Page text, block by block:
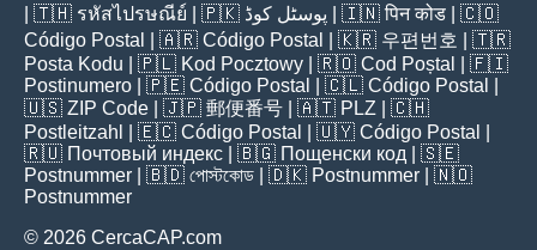
| 🇹🇭 รหัสไปรษณีย์ | 🇵🇰 پوسٹل کوڈ | 🇮🇳पिन कोड | 🇨🇴
Código Postal
| 🇦🇷 Código Postal | 🇰🇷 우편번호
| 🇹🇷
Posta Kodu | 🇵🇱 Kod Pocztowy | 🇷🇴 Cod Poștal
| 🇫🇮
Postinumero | 🇵🇪 Código Postal | 🇨🇱 Código Postal
🇺🇸 ZIP Code | 🇯🇵 郵便番号 | 🇦🇹 PLZ | 🇨🇭
Postleitzahl
| 🇪🇨 Código Postal | 🇺🇾 Código Postal
🇷🇺 Почтовый индекс | 🇧🇬 Пощенски код | 🇸🇪
Postnummer | 🇧🇩 পোস্টকোড | 🇩🇰 Postnummer | 🇳🇴
Postnummer
© 2026 CercaCAP.com